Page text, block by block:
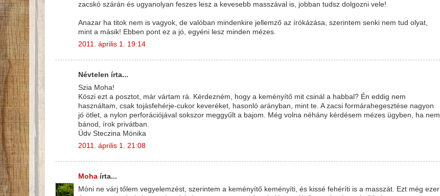
zacskó szárán és ugyanolyan feszes lesz a kevesebb masszával is, jobban tudsz dolgozni vele!
Anazar ha titok nem is vagyok, de valóban mindenkire jellemző az írókázása, szerintem senki nem tud olyat,
mint a másik! Ebben pont ez a jó, egyéni lesz minden mézes.
2011. április 1. 19:14
Névtelen írta...
Szia Moha!
Köszi ezt a posztot, már vártam rá. Kérdezném, hogy a keményítő mit csinál a habbal? Én eddig nem
használtam, csak tojásfehérje-cukor keveréket, hasonló arányban, mint te. A zacsi formárahegesztése nagyon
jó ötlet, a nylon perforációjával sokszor meggyűlt a bajom. Még volna néhány kérdésem mézes ügyben, ha nem
bánod, írok privátban.
Üdv Steczina Mónika
2011. április 1. 21:08
Moha írta...
Móni ne várj tőlem vegyelemzést, szerintem a keményítő keményíti, és kissé fehéríti is a masszát. Ezt még ezer